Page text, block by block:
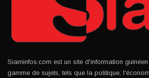
Siaminfos.com est un site d'information
gamme de sujets, tels que la politique,